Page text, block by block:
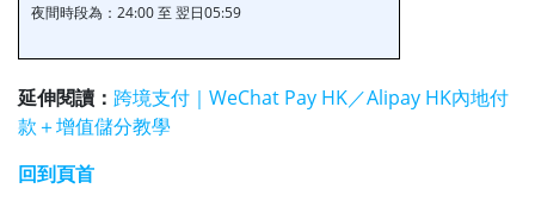
夜間時段為：24:00 至 翌日05:59
延伸閱讀： 跨境支付｜WeChat Pay HK／Alipay HK內地付
款＋增值儲分教學
回到頁首